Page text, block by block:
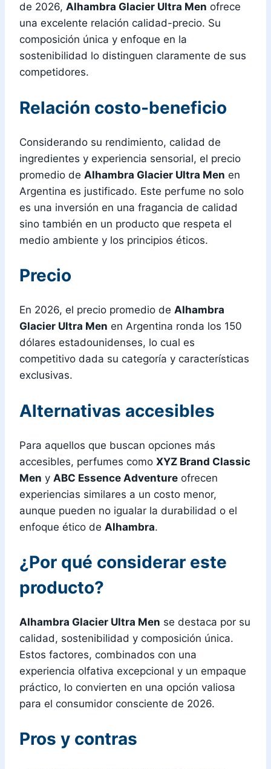
de 2026, Alhambra Glacier Ultra Men ofrece
una excelente relación calidad-precio. Su
composición única y enfoque en la
sostenibilidad lo distinguen claramente de sus
competidores.
Relación costo-beneficio
Considerando su rendimiento, calidad de
ingredientes y experiencia sensorial, el precio
promedio de Alhambra Glacier Ultra Men en
Argentina es justificado. Este perfume no solo
es una inversión en una fragancia de calidad
sino también en un producto que respeta el
medio ambiente y los principios éticos.
Precio
En 2026, el precio promedio de Alhambra
Glacier Ultra Men en Argentina ronda los 150
dólares estadounidenses, lo cual es
competitivo dada su categoría y características
exclusivas.
Alternativas accesibles
Para aquellos que buscan opciones más
accesibles, perfumes como XYZ Brand Classic
Men y ABC Essence Adventure ofrecen
experiencias similares a un costo menor,
aunque pueden no igualar la durabilidad o el
enfoque ético de Alhambra.
¿Por qué considerar este
producto?
Alhambra Glacier Ultra Men se destaca por su
calidad, sostenibilidad y composición única.
Estos factores, combinados con una
experiencia olfativa excepcional y un empaque
práctico, lo convierten en una opción valiosa
para el consumidor consciente de 2026.
Pros y contras